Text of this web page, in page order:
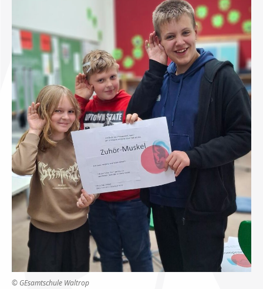
© GE­samt­schu­le Wal­trop